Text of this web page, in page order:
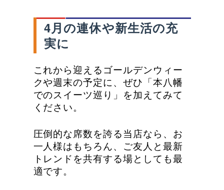
4月の連休や新生活の充
実に
これから迎えるゴールデンウィー
クや週末の予定に、ぜひ「本八幡
でのスイーツ巡り」を加えてみて
ください。
圧倒的な席数を誇る当店なら、お
一人様はもちろん、ご友人と最新
トレンドを共有する場としても最
適です。